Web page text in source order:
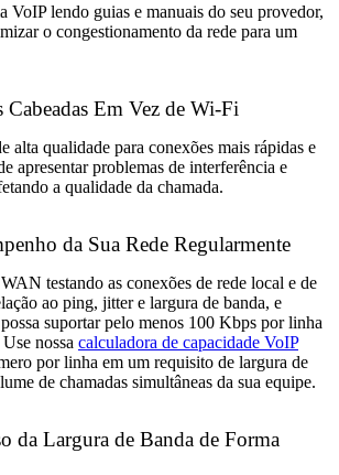
VoIP lendo guias e manuais do seu provedor,
o congestionamento da rede para um
Cabeadas Em Vez de Wi-Fi
alta qualidade para conexões mais rápidas e
apresentar problemas de interferência e
a qualidade da chamada.
da Sua Rede Regularmente
testando as conexões de rede local e de
ao ping, jitter e largura de banda, e
suportar pelo menos 100 Kbps por linha
nossa calculadora de capacidade VoIP
por linha em um requisito de largura de
de chamadas simultâneas da sua equipe.
da Largura de Banda de Forma